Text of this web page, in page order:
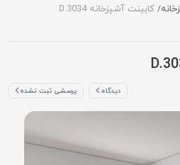
کابینت آشپزخانه D.3034
دیدگاه پرسشی ثبت نشده